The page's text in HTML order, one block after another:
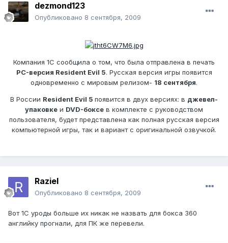
dezmond123
Опубликовано 8 сентября, 2009
Компания 1С сообщила о том, что была отправлена в печать
PC-версия Resident Evil 5. Русская версия игры появится
одновременно с мировым релизом- 18 сентября.
В России Resident Evil 5 появится в двух версиях: в джевел-
упаковке и DVD-боксе в комплекте с руководством
пользователя, будет представлена как полная русская версия
компьютерной игры, так и вариант с оригинальной озвучкой.
Raziel
Опубликовано 8 сентября, 2009
Вот 1С уроды больше их никак не назвать для бокса 360
английку прогнали, для ПК же перевели.